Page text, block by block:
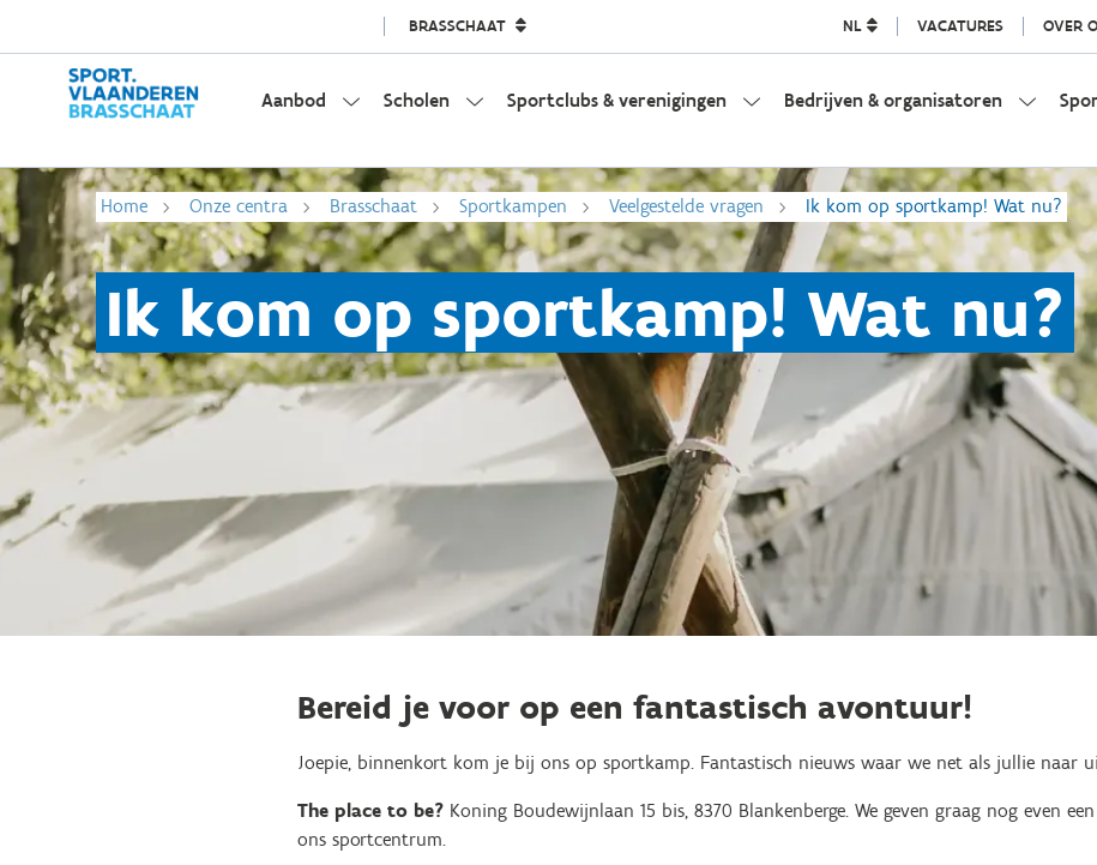
BRASSCHAAT NL VACATURES OVER
Aanbod Scholen Sportclubs & verenigingen Bedrijven & organisatoren
Home Onze centra Brasschaat Sportkampen Veelgestelde vragen Ik kom op sportkamp! Wat nu?
Ik kom op sportkamp! Wat nu?
Bereid je voor op een fantastisch avontuur!
Joepie, binnenkort kom je bij ons op sportkamp. Fantastisch nieuws waar we net als jullie naar
The place to be? Koning Boudewijnlaan 15 bis, 8370 Blankenberge. We geven graag nog even een
ons sportcentrum.